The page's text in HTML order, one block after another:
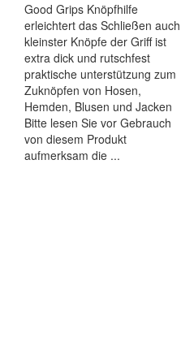
Good Grips Knöpfhilfe
erleichtert das Schließen auch
kleinster Knöpfe der Griff ist
extra dick und rutschfest
praktische unterstützung zum
Zuknöpfen von Hosen,
Hemden, Blusen und Jacken
Bitte lesen Sie vor Gebrauch
von diesem Produkt
aufmerksam die ...